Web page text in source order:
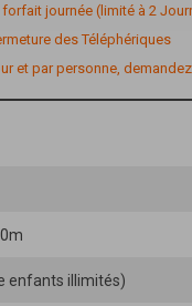
forfait journée (limité à 2
des Téléphériques
et par personne,
enfants illimités)